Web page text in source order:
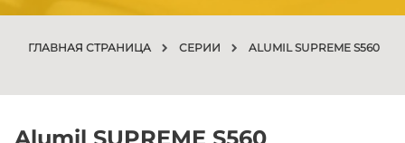
ГЛАВНАЯ СТРАНИЦА СЕРИИ ALUMIL SUPREME S560